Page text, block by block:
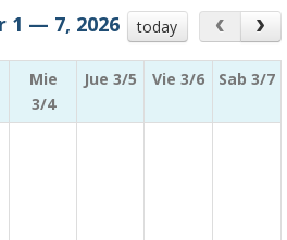
today
1 — 7, 2026
Mie
3/4
Jue 3/5 Vie 3/6 Sab 3/7